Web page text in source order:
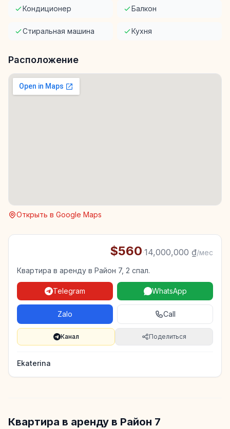
Кондиционер Балкон
Стиральная машина Кухня
Расположение
Открыть в Google Maps
$560·14,000,000 ₫/мес
Квартира в аренду в Район 7, 2 спал.
Telegram WhatsApp
Zalo Call
Канал Поделиться
Ekaterina
Квартира в аренду в Район 7